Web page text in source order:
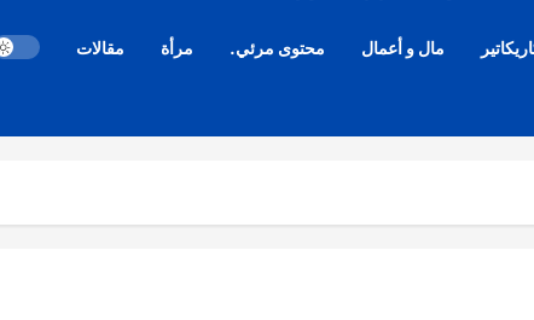
مال و أعمال محتوى مرئي. مرأة مقالات